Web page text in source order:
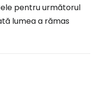
pentru următorul
lumea a rămas